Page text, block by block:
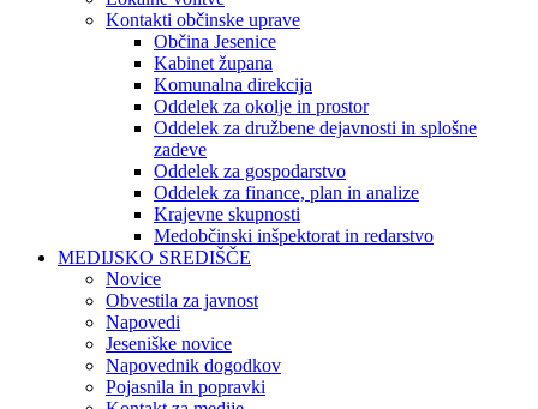
Kontakti občinske uprave
Občina Jesenice
Kabinet župana
Komunalna direkcija
Oddelek za okolje in prostor
Oddelek za družbene dejavnosti in splošne
zadeve
Oddelek za gospodarstvo
Oddelek za finance, plan in analize
Krajevne skupnosti
Medobčinski inšpektorat in redarstvo
MEDIJSKO SREDIŠČE
Novice
Obvestila za javnost
Napovedi
Jeseniške novice
Napovednik dogodkov
Pojasnila in popravki